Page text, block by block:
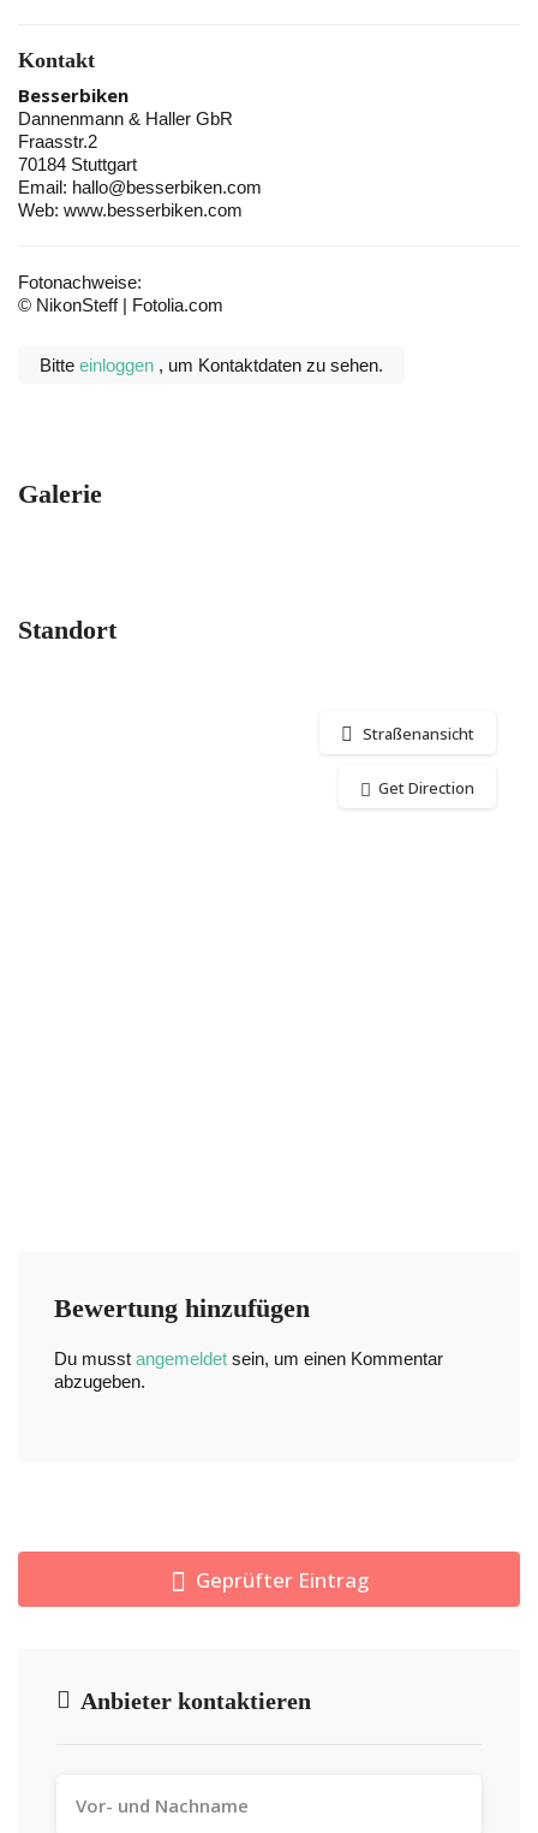
Kontakt
Besserbiken
Dannenmann & Haller GbR
Fraasstr.2
70184 Stuttgart
Email: hallo@besserbiken.com
Web: www.besserbiken.com
Fotonachweise:
© NikonSteff | Fotolia.com
Bitte einloggen , um Kontaktdaten zu sehen.
Galerie
Standort
Straßenansicht
Get Direction
Bewertung hinzufügen
Du musst angemeldet sein, um einen Kommentar
abzugeben.
Geprüfter Eintrag
Anbieter kontaktieren